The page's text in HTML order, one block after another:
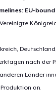
EU-
nach der
Länder
an.